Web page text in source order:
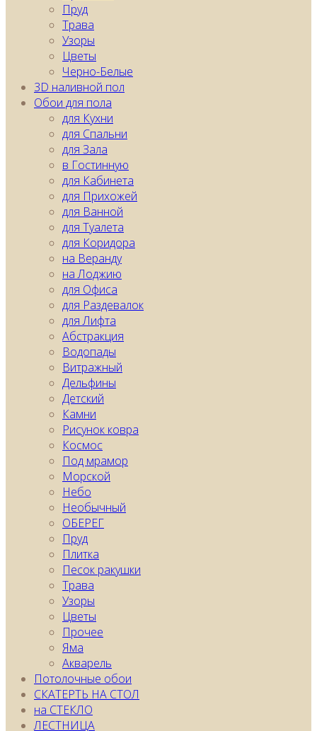
Пруд
Трава
Узоры
Цветы
Черно-Белые
3D наливной пол
Обои для пола
для Кухни
для Спальни
для Зала
в Гостинную
для Кабинета
для Прихожей
для Ванной
для Туалета
для Коридора
на Веранду
на Лоджию
для Офиса
для Раздевалок
для Лифта
Абстракция
Водопады
Витражный
Дельфины
Детский
Камни
Рисунок ковра
Космос
Под мрамор
Морской
Небо
Необычный
ОБЕРЕГ
Пруд
Плитка
Песок ракушки
Трава
Узоры
Цветы
Прочее
Яма
Акварель
Потолочные обои
СКАТЕРТЬ НА СТОЛ
на СТЕКЛО
ЛЕСТНИЦА